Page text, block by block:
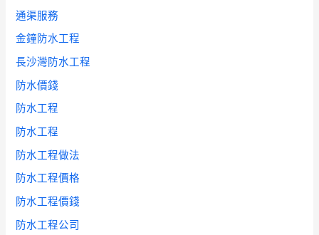
通渠服務
金鐘防水工程
長沙灣防水工程
防水價錢
防水工程
防水工程
防水工程做法
防水工程價格
防水工程價錢
防水工程公司